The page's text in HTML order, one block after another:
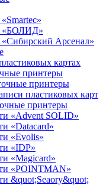
«БОЛИД»
Арсенал»
картах
принтеры
принтеры
пластиковых карт
принтеры
«Advent SOLID»
«Datacard»
«Evolis»
«IDP»
«Magicard»
«POINTMAN»
&quot;Seaory&quot;